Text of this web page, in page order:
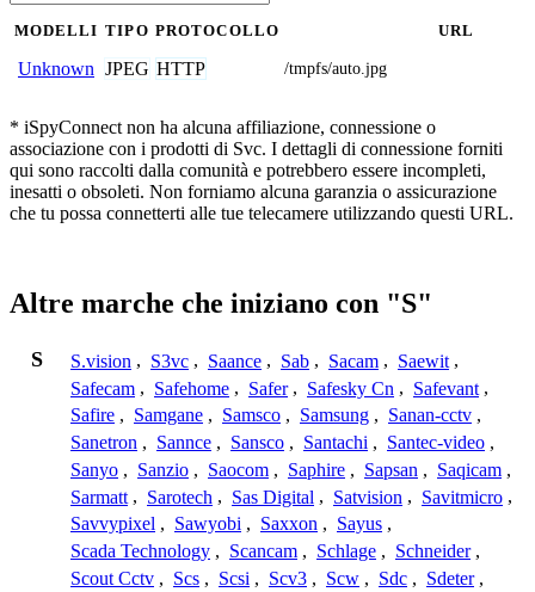
MODELLI TIPO PROTOCOLLO URL
Unknown JPEG HTTP /tmpfs/auto.jpg
* iSpyConnect non ha alcuna affiliazione, connessione o
associazione con i prodotti di Svc. I dettagli di connessione forniti
qui sono raccolti dalla comunità e potrebbero essere incompleti,
inesatti o obsoleti. Non forniamo alcuna garanzia o assicurazione
che tu possa connetterti alle tue telecamere utilizzando questi URL.
Altre marche che iniziano con "S"
S S.vision , S3vc , Saance , Sab , Sacam , Saewit ,
Safecam , Safehome , Safer , Safesky Cn , Safevant ,
Safire , Samgane , Samsco , Samsung , Sanan-cctv ,
Sanetron , Sannce , Sansco , Santachi , Santec-video ,
Sanyo , Sanzio , Saocom , Saphire , Sapsan , Saqicam ,
Sarmatt , Sarotech , Sas Digital , Satvision , Savitmicro ,
Savvypixel , Sawyobi , Saxxon , Sayus ,
Scada Technology , Scancam , Schlage , Schneider ,
Scout Cctv , Scs , Scsi , Scv3 , Scw , Sdc , Sdeter ,